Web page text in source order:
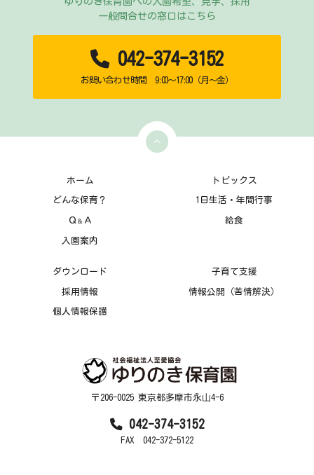
一般問合せの窓口はこちら
042-374-3152
お問い合わせ時間 9:00～17:00（月～金）
ホーム トピックス
どんな保育？ 1日生活・年間行事
Ｑ ＆ Ａ 給食
入園案内
ダウンロード 子育て支援
採用情報 情報公開（苦情解決）
個人情報保護
〒206-0025 東京都多摩市永⼭4-6
042-374-3152
FAX 042-372-5122